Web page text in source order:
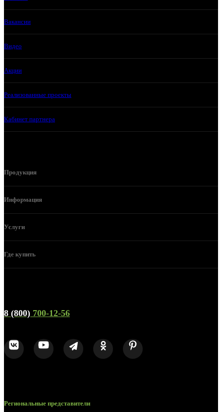
Вакансии
Видео
Акции
Реализованные проекты
Кабинет партнера
Продукция
Информация
Услуги
Где купить
8 (800) 700-12-56
Региональные представители